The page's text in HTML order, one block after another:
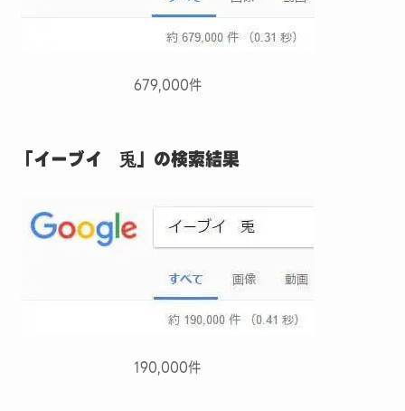
679,000件
「イーブイ 兎」の検索結果
190,000件